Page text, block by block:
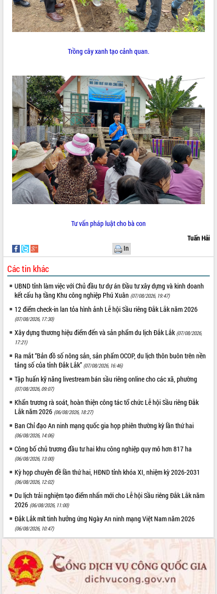
Trồng cây xanh tạo cảnh quan.
Tư vấn pháp luật cho bà con
Tuấn Hải
In
Các tin khác
UBND tỉnh làm việc với Chủ đầu tư dự án Đầu tư xây dựng và kinh doanh
kết cấu hạ tầng Khu công nghiệp Phú Xuân (07/08/2026, 19:47)
12 điểm check-in lan tỏa hình ảnh Lễ hội Sầu riêng Đắk Lắk năm 2026
(07/08/2026, 17:30)
Xây dựng thương hiệu điểm đến và sản phẩm du lịch Đắk Lắk (07/08/2026,
17:21)
Ra mắt “Bản đồ số nông sản, sản phẩm OCOP, du lịch thôn buôn trên nền
tảng số của tỉnh Đắk Lắk” (07/08/2026, 16:46)
Tập huấn kỹ năng livestream bán sầu riêng online cho các xã, phường
(07/08/2026, 09:07)
Khẩn trương rà soát, hoàn thiện công tác tổ chức Lễ hội Sầu riêng Đắk
Lắk năm 2026 (06/08/2026, 18:27)
Ban Chỉ đạo An ninh mạng quốc gia họp phiên thường kỳ lần thứ hai
(06/08/2026, 14:06)
Công bố chủ trương đầu tư hai khu công nghiệp quy mô hơn 817 ha
(06/08/2026, 13:00)
Kỳ họp chuyên đề lần thứ hai, HĐND tỉnh khóa XI, nhiệm kỳ 2026-2031
(06/08/2026, 12:02)
Du lịch trải nghiệm tạo điểm nhấn mới cho Lễ hội Sầu riêng Đắk Lắk năm
2026 (06/08/2026, 11:00)
Đắk Lắk mít tinh hưởng ứng Ngày An ninh mạng Việt Nam năm 2026
(06/08/2026, 10:47)